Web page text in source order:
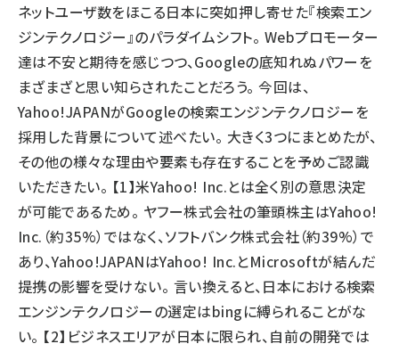
ネットユーザ数をほこる日本に突如押し寄せた『検索エン
ジンテクノロジー』のパラダイムシフト。 Webプロモーター
達は不安と期待を感じつつ、Googleの底知れぬパワーを
まざまざと思い知らされたことだろう。 今回は、
Yahoo!JAPANがGoogleの検索エンジンテクノロジーを
採用した背景について述べたい。 大きく3つにまとめたが、
その他の様々な理由や要素も存在することを予めご認識
いただきたい。 【1】米Yahoo! Inc.とは全く別の意思決定
が可能であるため。 ヤフー株式会社の筆頭株主はYahoo!
Inc.（約35%）ではなく、ソフトバンク株式会社（約39%）で
あり、Yahoo!JAPANはYahoo! Inc.とMicrosoftが結んだ
提携の影響を受けない。 言い換えると、日本における検索
エンジンテクノロジーの選定はbingに縛られることがな
い。 【2】ビジネスエリアが日本に限られ、自前の開発では